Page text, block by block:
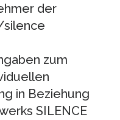
der
zum
in Beziehung
SILENCE